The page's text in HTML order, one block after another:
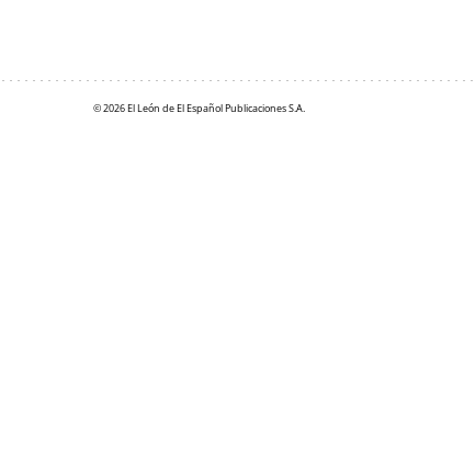
© 2026 El León de El Español Publicaciones S.A.